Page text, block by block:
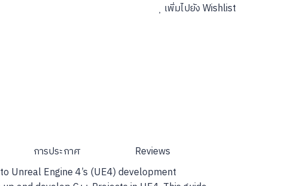
เพิ่มไปยัง Wishlist
การประกาศ
Reviews
Unreal Engine 4’s (UE4) development